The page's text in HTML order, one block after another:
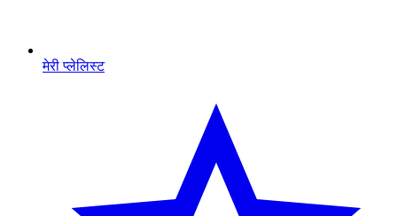
मेरी प्लेलिस्ट